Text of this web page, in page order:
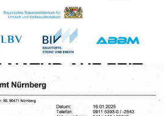
NATUR AUF ZEIT